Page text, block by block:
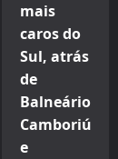
mais
caros do
Sul, atrás
de
Balneário
Camboriú
e